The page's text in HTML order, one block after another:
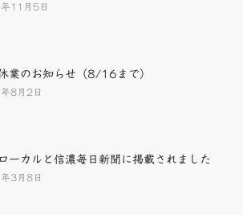
11月5日
業のお知らせ（8/16まで）
8月2日
ーカルと信濃毎日新聞に掲載されました
3月8日